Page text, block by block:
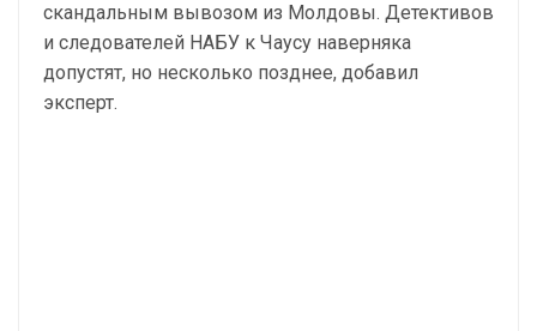
скандальным вывозом из Молдовы. Детективов
и следователей НАБУ к Чаусу наверняка
допустят, но несколько позднее, добавил
эксперт.